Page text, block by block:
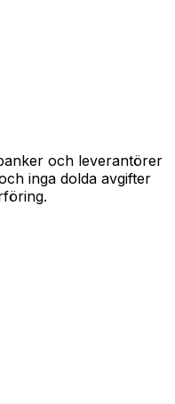
och leverantörer
inga dolda avgifter